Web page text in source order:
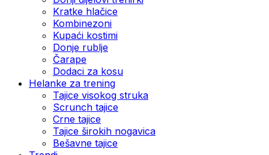
Kratke hlačice
Kombinezoni
Kupaći kostimi
Donje rublje
Čarape
Dodaci za kosu
Helanke za trening
Tajice visokog struka
Scrunch tajice
Crne tajice
Tajice širokih nogavica
Bešavne tajice